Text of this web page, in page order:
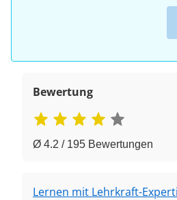
Bewertung
Ø 4.2 / 195 Bewertungen
Lernen mit Lehrkraft-